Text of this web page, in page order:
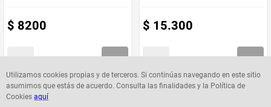
Utilizamos cookies propias y de terceros. Si continúas navegando en este sitio
asumimos que estás de acuerdo. Consulta las finalidades y la Política de
Cookies aquí
$ 8200 $ 15.300